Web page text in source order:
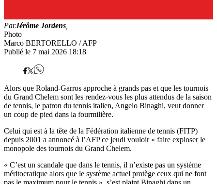
ParJérôme Jordens
Photo
Marco BERTORELLO / AFP
Publié le 7 mai 2026 18:18
Alors que Roland-Garros approche à grands pas et que les tournois
du Grand Chelem sont les rendez-vous les plus attendus de la saison
de tennis, le patron du tennis italien, Angelo Binaghi, veut donner
un coup de pied dans la fourmilière.
Celui qui est à la tête de la Fédération italienne de tennis (FITP)
depuis 2001 a annoncé à l’AFP ce jeudi vouloir « faire exploser le
monopole des tournois du Grand Chelem.
« C’est un scandale que dans le tennis, il n’existe pas un système
méritocratique alors que le système actuel protège ceux qui ne font